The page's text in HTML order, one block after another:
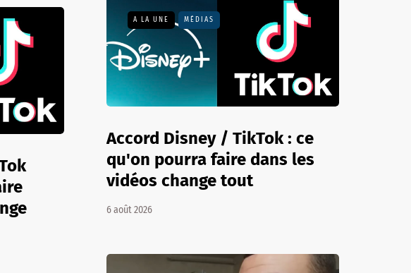
A LA UNE MÉDIAS
Accord Disney / TikTok : ce
qu'on pourra faire dans les
vidéos change tout
6 août 2026